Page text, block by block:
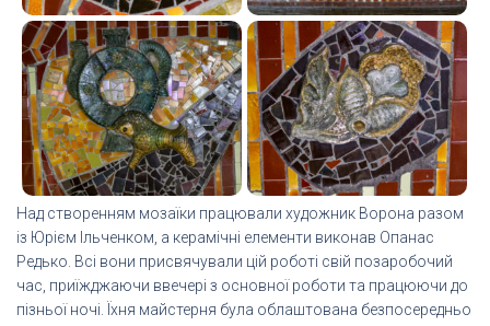
Над створенням мозаїки працювали художник Ворона разом
із Юрієм Ільченком, а керамічні елементи виконав Опанас
Редько. Всі вони присвячували цій роботі свій позаробочий
час, приїжджаючи ввечері з основної роботи та працюючи до
пізньої ночі. Їхня майстерня була облаштована безпосередньо